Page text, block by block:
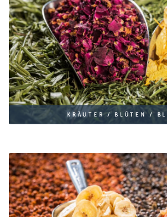
KRÄUTER / BLÜTEN /